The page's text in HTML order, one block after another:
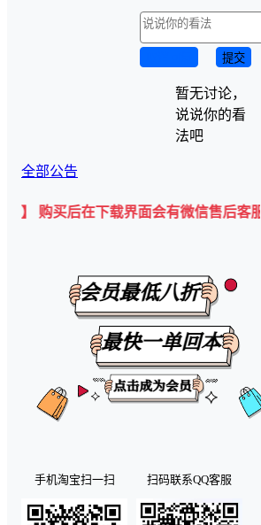
提交
暂无讨论，
说说你的看
法吧
全部公告
在下载界面会有微信售后客服二维码💡
手机淘宝扫一扫 扫码联系QQ客服